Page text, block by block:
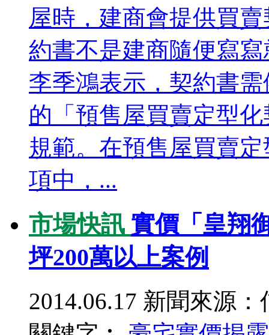
屋時，建商會提供買
約書不是建商隨便寫
李季鴻表示，契約書
的「預售屋買賣定型
規範。在預售屋買賣
項中，...
市場快訊 實價「皇翔
坪200萬以上案例
2014.06.17 新聞來源：